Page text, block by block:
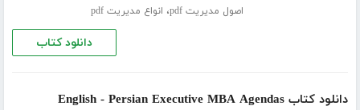
اصول مدیریت pdf ، انواع مدیریت pdf
دانلود کتاب
دانلود کتاب English - Persian Executive MBA Agendas